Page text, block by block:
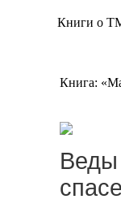
Книги о
Книга:
Веды